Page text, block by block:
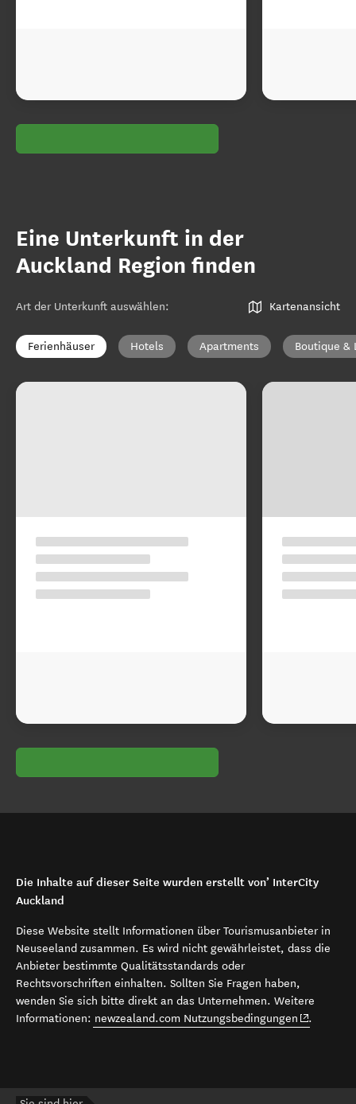
Eine Unterkunft in der
Auckland Region finden
Art der Unterkunft auswählen: Kartenansicht
Ferienhäuser Hotels Apartments Boutique &
Die Inhalte auf dieser Seite wurden erstellt von’ InterCity
Auckland
Diese Website stellt Informationen über Tourismusanbieter in
Neuseeland zusammen. Es wird nicht gewährleistet, dass die
Anbieter bestimmte Qualitätsstandards oder
Rechtsvorschriften einhalten. Sollten Sie Fragen haben,
wenden Sie sich bitte direkt an das Unternehmen. Weitere
Informationen: newzealand.com Nutzungsbedingungen (opens in
.